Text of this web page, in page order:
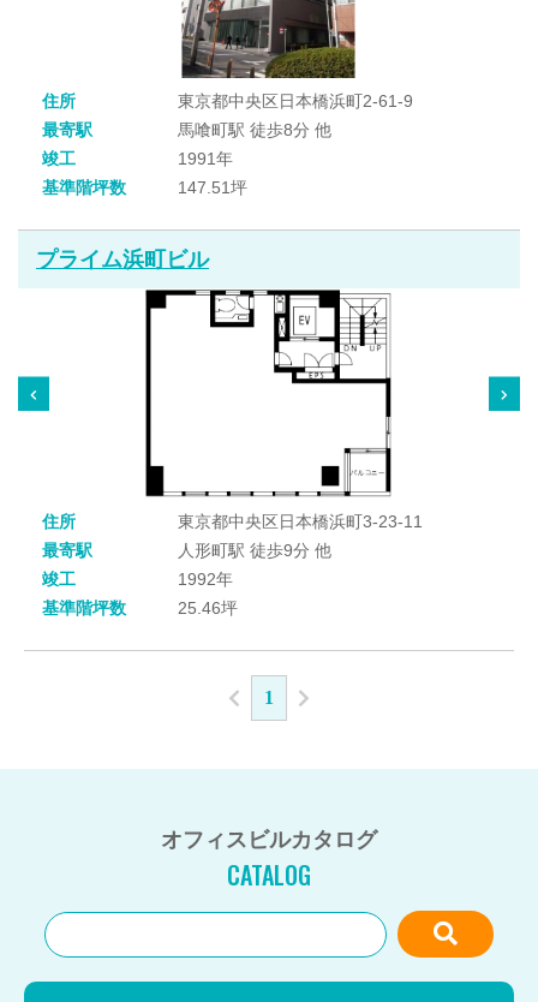
住所
東京都中央区日本橋浜町2-61-9
最寄駅
馬喰町駅 徒歩8分 他
竣工
1991年
基準階坪数
147.51坪
プライム浜町ビル
住所
東京都中央区日本橋浜町3-23-11
最寄駅
人形町駅 徒歩9分 他
竣工
1992年
基準階坪数
25.46坪
1
オフィスビルカタログ
CATALOG